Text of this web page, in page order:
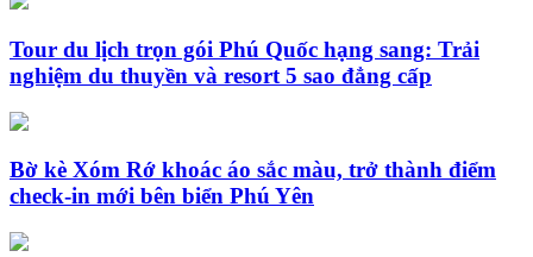
Tour du lịch trọn gói Phú Quốc hạng sang: Trải
nghiệm du thuyền và resort 5 sao đẳng cấp
Bờ kè Xóm Rớ khoác áo sắc màu, trở thành điểm
check-in mới bên biển Phú Yên